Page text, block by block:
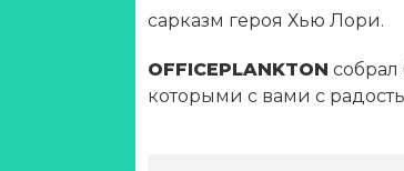
сарказм героя Хью Лори.
OFFICEPLANKTON собрал
которыми с вами с